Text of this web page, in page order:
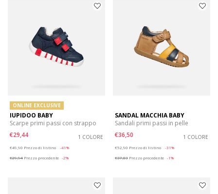
ONLINE EXCLUSIVE
IUPIDOO BABY
Scarpe primi passi con strappo
€29,44
1 COLORE
€49,90 Prezzo di listino
-41%
€29,94 Prezzo precedente -2%
SANDAL MACCHIA BABY
Sandali primi passi in pelle
€36,50
1 COLORE
€52,90 Prezzo di listino
-31%
€37,03 Prezzo precedente -1%